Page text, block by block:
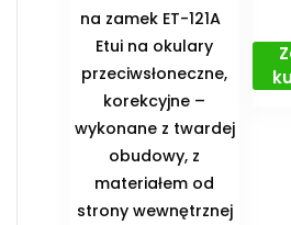
na zamek ET-121A
Etui na okulary
przeciwsłoneczne,
korekcyjne –
wykonane z twardej
obudowy, z
materiałem od
strony wewnętrznej